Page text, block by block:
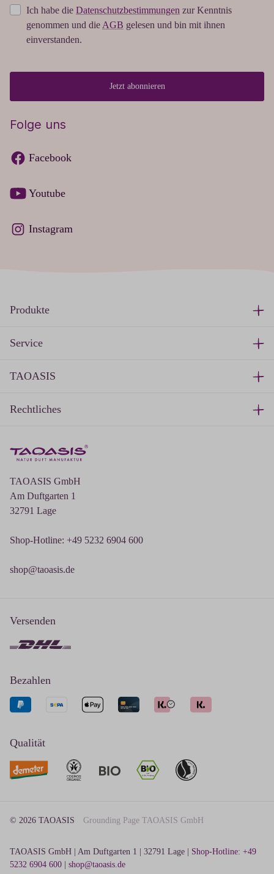
Ich habe die Datenschutzbestimmungen zur Kenntnis
genommen und die AGB gelesen und bin mit ihnen
einverstanden.
Jetzt abonnieren
Folge uns
Facebook
Youtube
Instagram
TAOASIS GmbH
Am Duftgarten 1
32791 Lage
Shop-Hotline: +49 5232 6904 600
shop@taoasis.de
Produkte
Service
TAOASIS
Rechtliches
Versenden
Bezahlen
Qualität
© 2026 TAOASIS Grounding Page TAOASIS GmbH
TAOASIS GmbH | Am Duftgarten 1 | 32791 Lage | Shop-Hotline: +49
5232 6904 600
shop@taoasis.de